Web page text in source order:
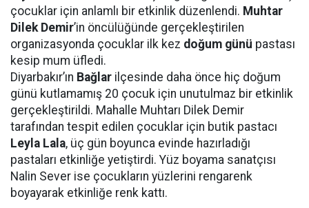
çocuklar için anlamlı bir etkinlik düzenlendi. Muhtar
Dilek Demir’in öncülüğünde gerçekleştirilen
organizasyonda çocuklar ilk kez doğum günü pastası
kesip mum üfledi.
Diyarbakır’ın Bağlar ilçesinde daha önce hiç doğum
günü kutlamamış 20 çocuk için unutulmaz bir etkinlik
gerçekleştirildi. Mahalle Muhtarı Dilek Demir
tarafından tespit edilen çocuklar için butik pastacı
Leyla Lala, üç gün boyunca evinde hazırladığı
pastaları etkinliğe yetiştirdi. Yüz boyama sanatçısı
Nalin Sever ise çocukların yüzlerini rengarenk
boyayarak etkinliğe renk kattı.